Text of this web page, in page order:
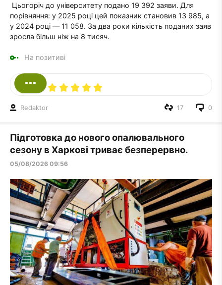
Цьогоріч до університету подано 19 392 заяви. Для
порівняння: у 2025 році цей показник становив 13 985, а
у 2024 році — 11 058. За два роки кількість поданих заяв
зросла більш ніж на 8 тисяч.
На позитиві
Redaktor 0
17
Підготовка до нового опалювального
сезону в Харкові триває безперервно.
05/08/2026 09:56